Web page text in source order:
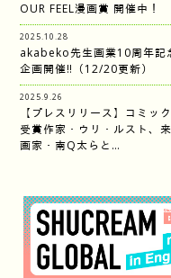
OUR FEEL漫画賞 開催中！
2025.10.28
akabeko先生画業10周年記
企画開催‼︎（12/20更新）
2025.9.26
【プレスリリース】コミッ
受賞作家・ウリ・ルスト、
画家・南Q太らと…